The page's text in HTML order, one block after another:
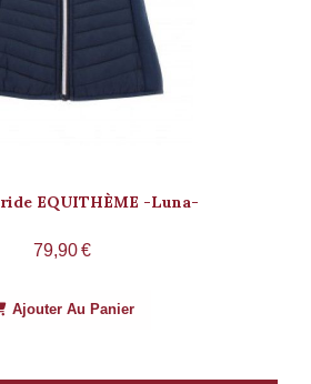
EQUITHÈME -Luna-
79,90€
Ajouter Au Panier